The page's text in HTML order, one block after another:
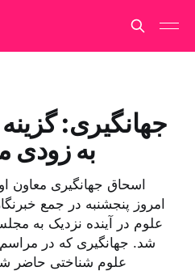
جهانگیری:
به زودی
اسحاق جهانگیری معاون
امروز پنجشنبه در جمع
علوم در آینده نزدیک به
شد. جهانگیری که در مراسم
علوم شناختی حاضر